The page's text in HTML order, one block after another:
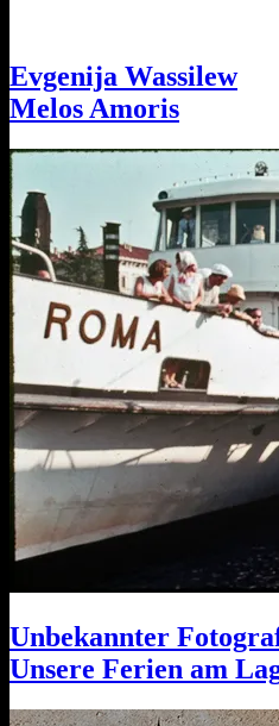
Evgenija Wassilew
Melos Amoris
Unbekannter
Unsere Ferien am